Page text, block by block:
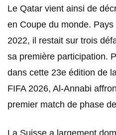
Le Qatar vient ainsi de
en Coupe du monde. Pays
2022, il restait sur trois
sa première participation.
dans cette 23e édition de
FIFA 2026, Al-Annabi
premier match de phase
La Suisse a largement